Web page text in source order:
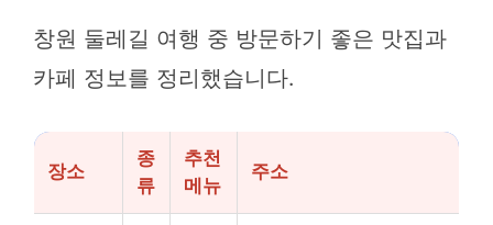
창원 둘레길 여행 중 방문하기 좋은 맛집과
카페 정보를 정리했습니다.
장소
종
류
추천
메뉴
주소